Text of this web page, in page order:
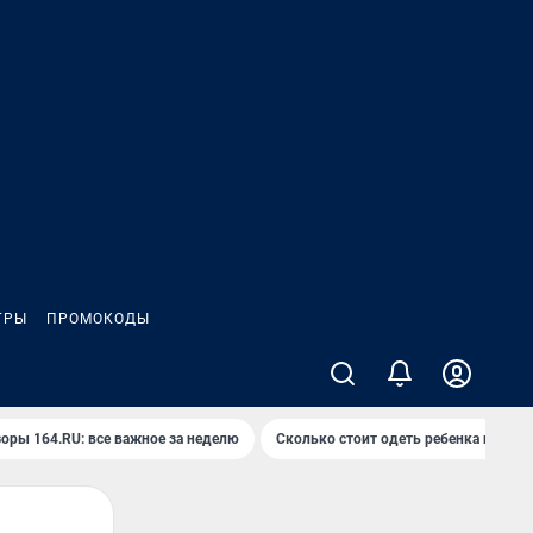
ПРОМОКОДЫ
164.RU: все важное за неделю Сколько стоит одеть ребенка на